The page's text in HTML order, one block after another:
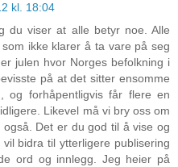
kl. 18:04
du viser at alle betyr noe. Alle
ikke klarer å ta vare på seg
julen hvor Norges befolkning i
på at det sitter ensomme
og forhåpentligvis får flere en
Likevel må vi bry oss om
Det er du god til å vise og
bidra til ytterligere publisering
ord og innlegg. Jeg heier på